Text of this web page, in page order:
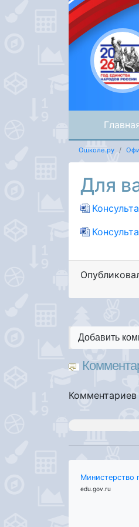
Ошколе.ру
Для
Добавить
Комментариев
Министерство
edu.gov.ru